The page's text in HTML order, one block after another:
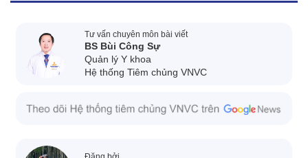
Tư vấn chuyên môn bài viết
BS Bùi Công Sự
Quản lý Y khoa
Hệ thống Tiêm chủng VNVC